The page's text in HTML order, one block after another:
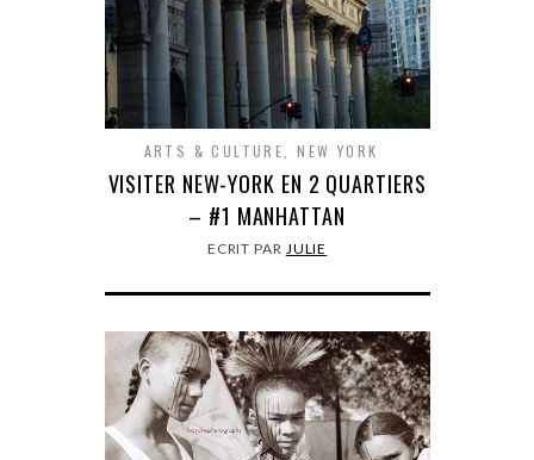
ARTS & CULTURE ,NEW YORK
VISITER NEW-YORK EN 2 QUARTIERS
– #1 MANHATTAN
ECRIT PAR JULIE